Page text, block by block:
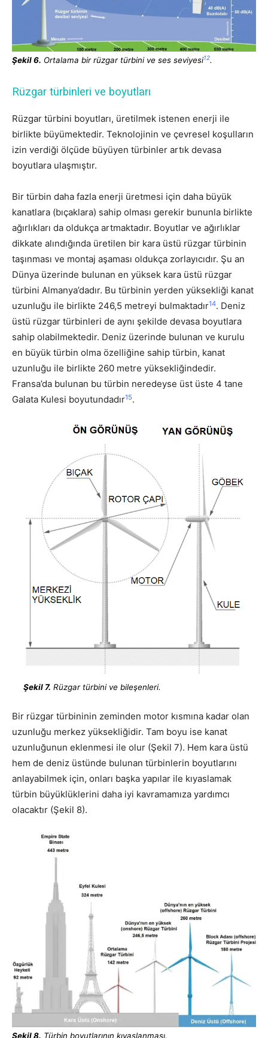
Şekil 6. Ortalama bir rüzgar türbini ve ses seviyesi12.
Rüzgar türbinleri ve boyutları
Rüzgar türbini boyutları, üretilmek istenen enerji ile
birlikte büyümektedir. Teknolojinin ve çevresel koşulların
izin verdiği ölçüde büyüyen türbinler artık devasa
boyutlara ulaşmıştır.
Bir türbin daha fazla enerji üretmesi için daha büyük
kanatlara (bıçaklara) sahip olması gerekir bununla birlikte
ağırlıkları da oldukça artmaktadır. Boyutlar ve ağırlıklar
dikkate alındığında üretilen bir kara üstü rüzgar türbinin
taşınması ve montaj aşaması oldukça zorlayıcıdır. Şu an
Dünya üzerinde bulunan en yüksek kara üstü rüzgar
türbini Almanya’dadır. Bu türbinin yerden yüksekliği kanat
uzunluğu ile birlikte 246,5 metreyi bulmaktadır14. Deniz
üstü rüzgar türbinleri de aynı şekilde devasa boyutlara
sahip olabilmektedir. Deniz üzerinde bulunan ve kurulu
en büyük türbin olma özelliğine sahip türbin, kanat
uzunluğu ile birlikte 260 metre yüksekliğindedir.
Fransa’da bulunan bu türbin neredeyse üst üste 4 tane
Galata Kulesi boyutundadır15.
Şekil 7. Rüzgar türbini ve bileşenleri.
Bir rüzgar türbininin zeminden motor kısmına kadar olan
uzunluğu merkez yüksekliğidir. Tam boyu ise kanat
uzunluğunun eklenmesi ile olur (Şekil 7). Hem kara üstü
hem de deniz üstünde bulunan türbinlerin boyutlarını
anlayabilmek için, onları başka yapılar ile kıyaslamak
türbin büyüklüklerini daha iyi kavramamıza yardımcı
olacaktır (Şekil 8).
Şekil 8. Türbin boyutlarının kıyaslanması.